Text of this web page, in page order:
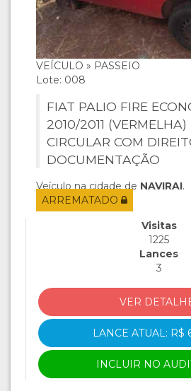
VEÍCULO » PASSEIO
Lote: 008
FIAT PALIO FIRE
2010/2011 (VERMELHA)
CIRCULAR COM
DOCUMENTAÇÃO
Veículo na cidade de NAVIRAI.
ARREMATADO
Visitas
1225
Lances
3
VER
LANCE ATUAL: R$
INCLUIR NO